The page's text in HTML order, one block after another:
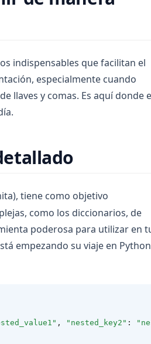
indispensables que facilitan el
especialmente cuando
llaves y comas. Es aquí donde
tiene como objetivo
como los diccionarios, de
poderosa para utilizar en
empezando su viaje en
, "nested_key2" :